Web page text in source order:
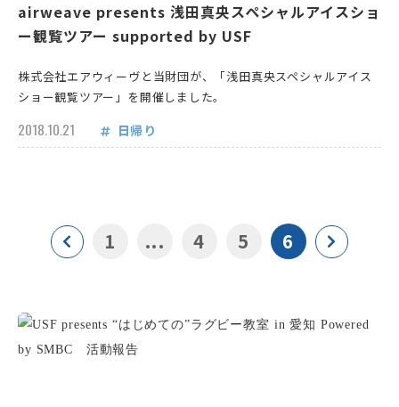
airweave presents 浅田真央スペシャルアイスショ
ー観覧ツアー supported by USF
株式会社エアウィーヴと当財団が、「浅田真央スペシャルアイス
ショー観覧ツアー」を開催しました。
2018.10.21 日帰り
1 ... 4 5 6